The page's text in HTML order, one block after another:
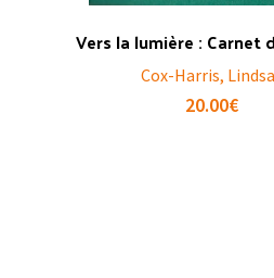
Vers la lumière : Carnet
Cox-Harris,
20.00€